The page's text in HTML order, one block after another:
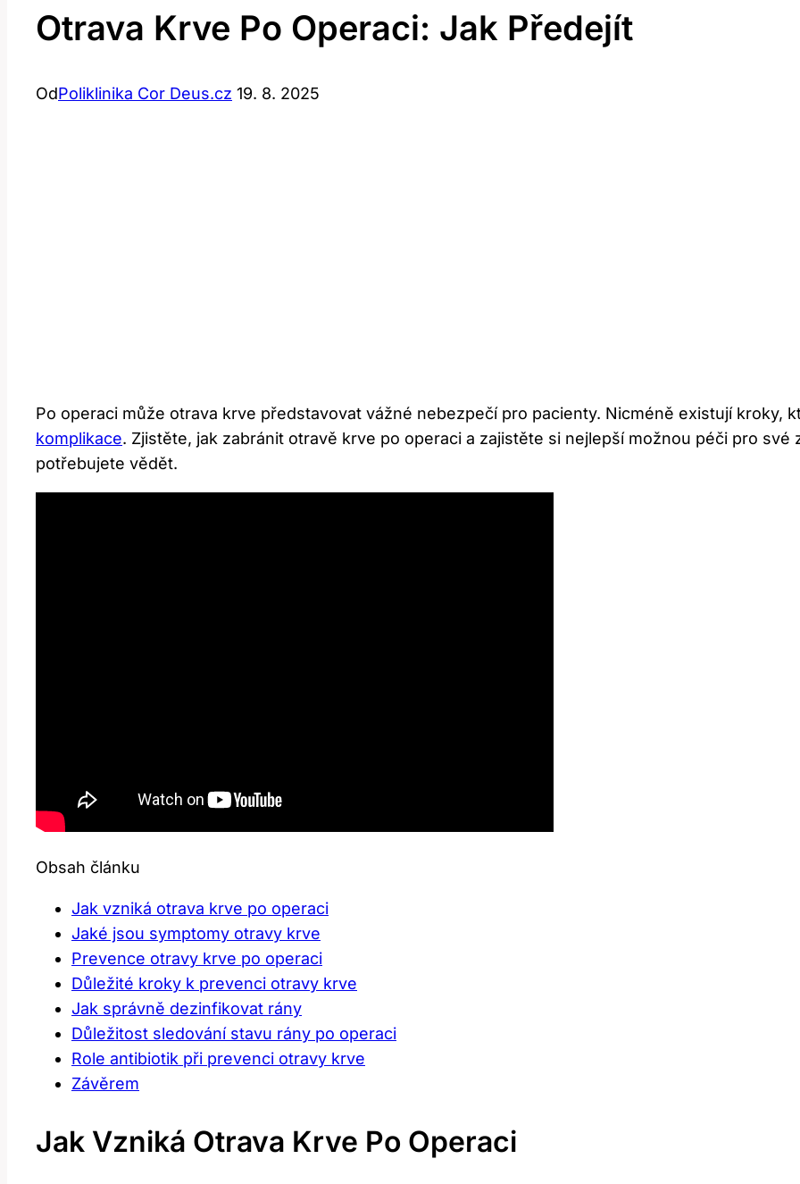
Otrava Krve Po Operaci: Jak Předejít
OdPoliklinika Cor Deus.cz 19. 8. 2025
Po⁤ operaci může otrava krve představovat vážné nebezpečí pro pacienty.‌ Nicméně existují kroky,
komplikace. Zjistěte, jak zabránit otravě krve ‍po operaci a zajistěte si ​nejlepší možnou péči pro své
potřebujete vědět.
Obsah článku
Jak ⁤vzniká‌ otrava ⁤krve po operaci
Jaké jsou symptomy otravy krve
Prevence otravy krve⁤ po operaci
Důležité kroky k prevenci otravy ⁣krve
Jak správně⁤ dezinfikovat​ rány
Důležitost sledování stavu rány po operaci
Role antibiotik⁢ při prevenci otravy krve
Závěrem
Jak ⁤vzniká‌ Otrava ⁤krve Po Operaci